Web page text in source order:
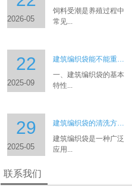
2026-05
饲料受潮是养殖过程中
常见...
22
2025-09
建筑编织袋能不能重复使用多次？
一、建筑编织袋的基本
特性...
29
2025-05
建筑编织袋的清洗方法有哪些？
建筑编织袋是一种广泛
应用...
联系我们